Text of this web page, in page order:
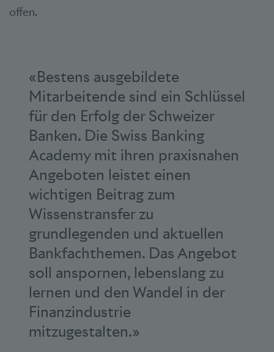
offen.
«Bestens ausgebildete
Mitarbeitende sind ein Schlüssel
für den Erfolg der Schweizer
Banken. Die Swiss Banking
Academy mit ihren praxisnahen
Angeboten leistet einen
wichtigen Beitrag zum
Wissenstransfer zu
grundlegenden und aktuellen
Bankfachthemen. Das Angebot
soll anspornen, lebenslang zu
lernen und den Wandel in der
Finanzindustrie
mitzugestalten.»